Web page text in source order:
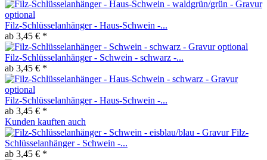
Filz-Schlüsselanhänger - Haus-Schwein -...
ab 3,45 € *
Filz-Schlüsselanhänger - Schwein - schwarz -...
ab 3,45 € *
Filz-Schlüsselanhänger - Haus-Schwein -...
ab 3,45 € *
Kunden kauften auch
Filz-
Schlüsselanhänger - Schwein -...
ab 3,45 € *